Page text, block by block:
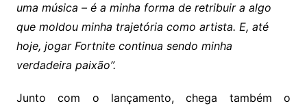
uma música – é a minha forma de retribuir a algo
que moldou minha trajetória como artista. E, até
hoje, jogar Fortnite continua sendo minha
verdadeira paixão”.
Junto com o lançamento, chega também o